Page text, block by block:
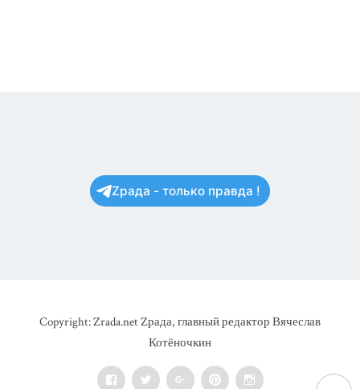
Zрада - только правда !
Copyright: Zrada.net Zрада, главный редактор Вячеслав
Котёночкин
FacebookTwitter Google+PinterestInstagram